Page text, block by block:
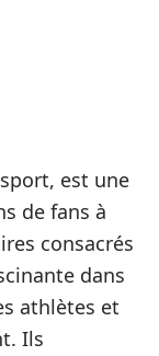
est une
de fans à
consacrés
dans
athlètes et
Ils